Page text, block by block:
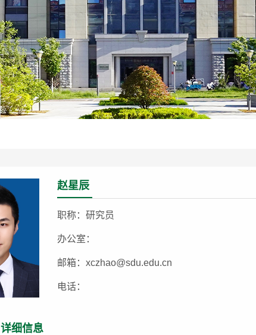
赵星辰
职称：研究员
办公室：
邮箱：xczhao@sdu.edu.cn
电话：
详细信息